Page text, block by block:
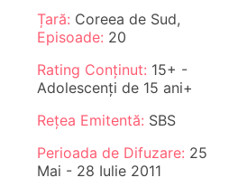
Țară: Coreea de Sud,
Episoade: 20
Rating Conținut: 15+ -
Adolescenți de 15 ani+
Rețea Emitentă: SBS
Perioada de Difuzare: 25
Mai - 28 Iulie 2011